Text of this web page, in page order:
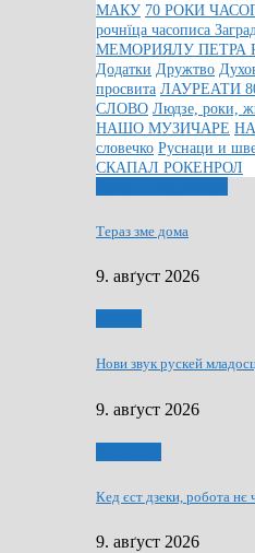
МАКУ 70 РОКИ
рочнїца часописа
МЕМОРИЯЛУ ПЕТРА
Додатки Дружтво
просвита ЛАУРЕАТИ
СЛОВО Людзе, роки,
НАШО МУЗИЧАРЕ
словечко Руснаци и
СКАПАЛ РОКЕНРОЛ
Тераз зме дома
9. авґуст 2026
Нови звук рускей
9. авґуст 2026
Кед єст дзеки, робота нє
9. авґуст 2026